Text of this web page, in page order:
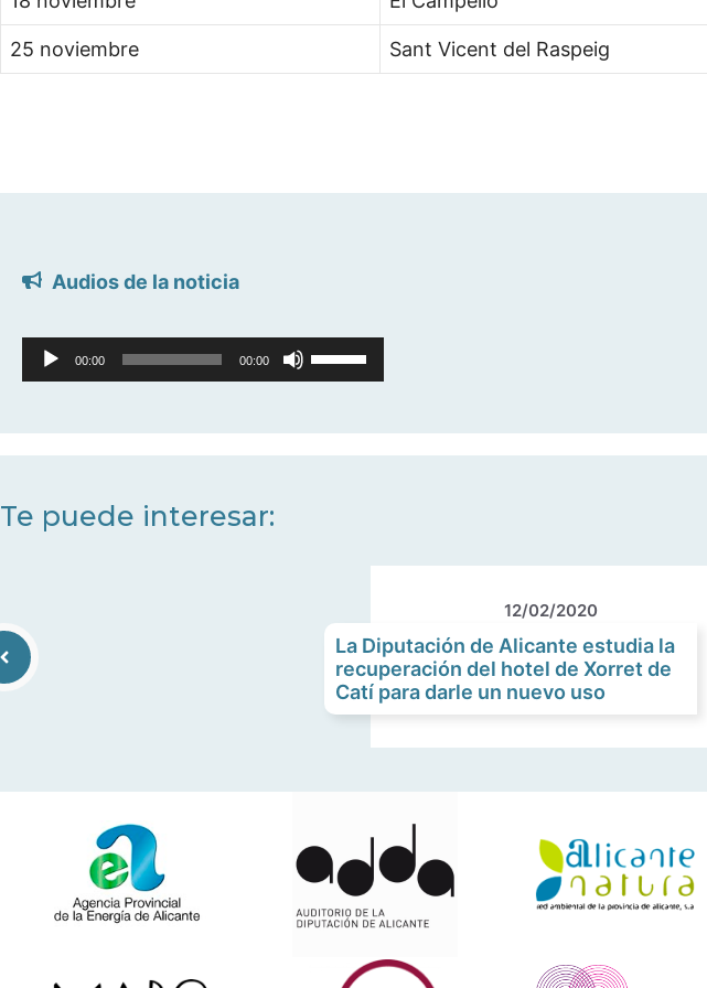
25 noviembre Sant Vicent del Raspeig
Audios de la noticia
Reproductor
de
00:00 00:00
Utiliza
las
de
disminuir
volumen.
Te puede interesar:
12/02/2020
La Diputación de Alicante estudia la
recuperación del hotel de Xorret de
Catí para darle un nuevo uso